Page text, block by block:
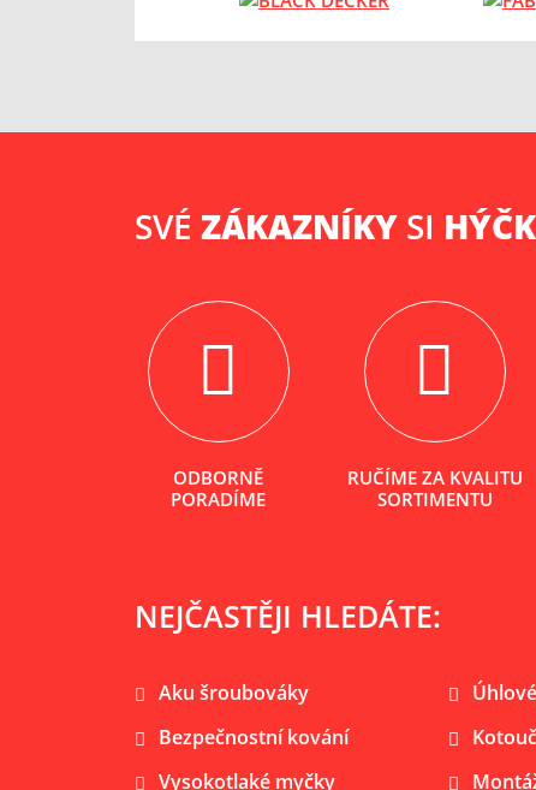
SVÉ ZÁKAZNÍKY SI
ODBORNĚ
PORADÍME
RUČÍME ZA KVALITU
SORTIMENTU
NEJČASTĚJI HLEDÁTE:
Aku šroubováky
Bezpečnostní kování
Vysokotlaké myčky